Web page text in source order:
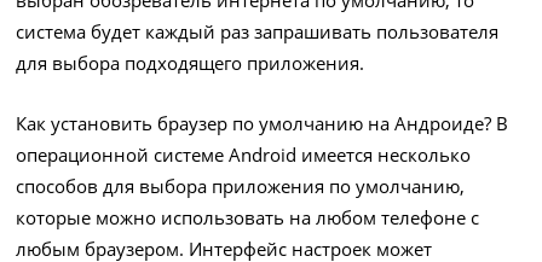
система будет каждый раз запрашивать пользователя
для выбора подходящего приложения.
Как установить браузер по умолчанию на Андроиде? В
операционной системе Android имеется несколько
способов для выбора приложения по умолчанию,
которые можно использовать на любом телефоне с
любым браузером. Интерфейс настроек может